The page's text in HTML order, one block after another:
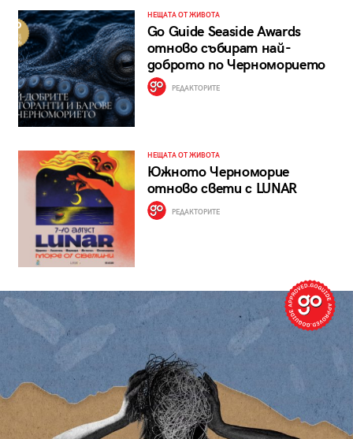
НЕЩАТА ОТ ЖИВОТА
Go Guide Seaside Awards
отново събират най-
доброто по Черноморието
РЕДАКТОРИТЕ
НЕЩАТА ОТ ЖИВОТА
Южното Черноморие
отново свети с LUNAR
РЕДАКТОРИТЕ